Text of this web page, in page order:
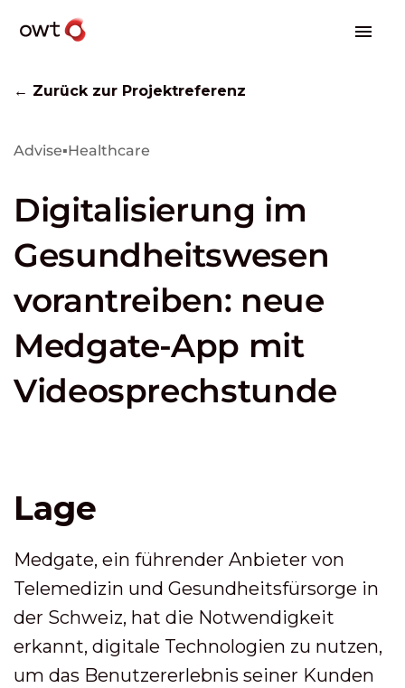
← Zurück zur Projektreferenz
Advise▪Healthcare
Digitalisierung im
Gesundheitswesen
vorantreiben: neue
Medgate-App mit
Videosprechstunde
Lage
Medgate, ein führender Anbieter von
Telemedizin und Gesundheitsfürsorge in
der Schweiz, hat die Notwendigkeit
erkannt, digitale Technologien zu nutzen,
um das Benutzererlebnis seiner Kunden